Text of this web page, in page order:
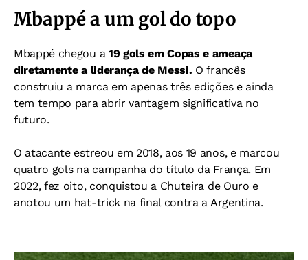
Mbappé a um gol do topo
Mbappé chegou a19 gols em Copas e ameaça
diretamente a liderança de Messi. O francês
construiu a marca em apenas três edições e ainda
tem tempo para abrir vantagem significativa no
futuro.
O atacante estreou em 2018, aos 19 anos, e marcou
quatro gols na campanha do título da França. Em
2022, fez oito, conquistou a Chuteira de Ouro e
anotou um hat-trick na final contra a Argentina.